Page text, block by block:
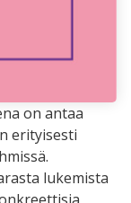
on antaa
erityisesti
lukemista